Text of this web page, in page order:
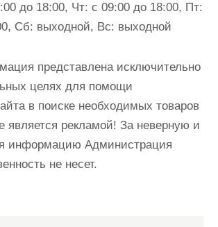
до 18:00, Чт: с 09:00 до 18:00, Пт:
Сб: выходной, Вс: выходной
представлена исключительно
целях для помощи
в поиске необходимых товаров
является рекламой! За неверную и
информацию Администрация
не несет.